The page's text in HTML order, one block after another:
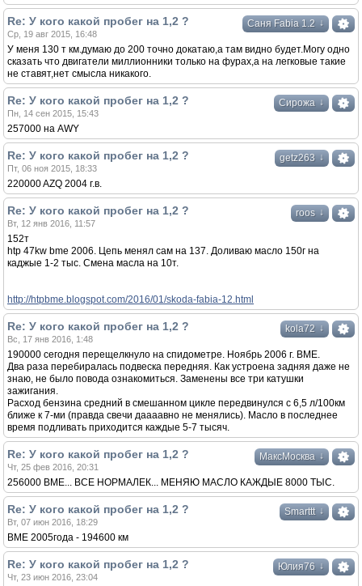
Саня Fabia 1.2 ↓
Re: У кого какой пробег на 1,2 ?
Ср, 19 авг 2015, 16:48
У меня 130 т км.думаю до 200 точно докатаю,а там видно будет.Могу одно
сказать что двигатели миллионники только на фурах,а на легковые такие
не ставят,нет смысла никакого.
Сирожа ↓
Re: У кого какой пробег на 1,2 ?
Пн, 14 сен 2015, 15:43
257000 на AWY
getz263 ↓
Re: У кого какой пробег на 1,2 ?
Пт, 06 ноя 2015, 18:33
220000 AZQ 2004 г.в.
roos ↓
Re: У кого какой пробег на 1,2 ?
Вт, 12 янв 2016, 11:57
152т
htp 47kw bme 2006. Цепь менял сам на 137. Доливаю масло 150г на
каджые 1-2 тыс. Смена масла на 10т.
http://htpbme.blogspot.com/2016/01/skoda-fabia-12.html
kola72 ↓
Re: У кого какой пробег на 1,2 ?
Вс, 17 янв 2016, 1:48
190000 сегодня перещелкнуло на спидометре. Ноябрь 2006 г. BME.
Два раза перебиралась подвеска передняя. Как устроена задняя даже не
знаю, не было повода ознакомиться. Заменены все три катушки
зажигания.
Расход бензина средний в смешанном цикле передвинулся с 6,5 л/100км
ближе к 7-ми (правда свечи даааавно не менялись). Масло в последнее
время подливать приходится каждые 5-7 тысяч.
МаксМосква ↓
Re: У кого какой пробег на 1,2 ?
Чт, 25 фев 2016, 20:31
256000 BME... ВСЕ НОРМАЛЕК... МЕНЯЮ МАСЛО КАЖДЫЕ 8000 ТЫС.
Smarttt ↓
Re: У кого какой пробег на 1,2 ?
Вт, 07 июн 2016, 18:29
BME 2005года - 194600 км
Юлия76 ↓
Re: У кого какой пробег на 1,2 ?
Чт, 23 июн 2016, 23:04